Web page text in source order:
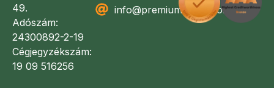
49.
Adószám:
24300892-2-19
Cégjegyzékszám:
19 09 516256
info@premiumlakoauto.hu